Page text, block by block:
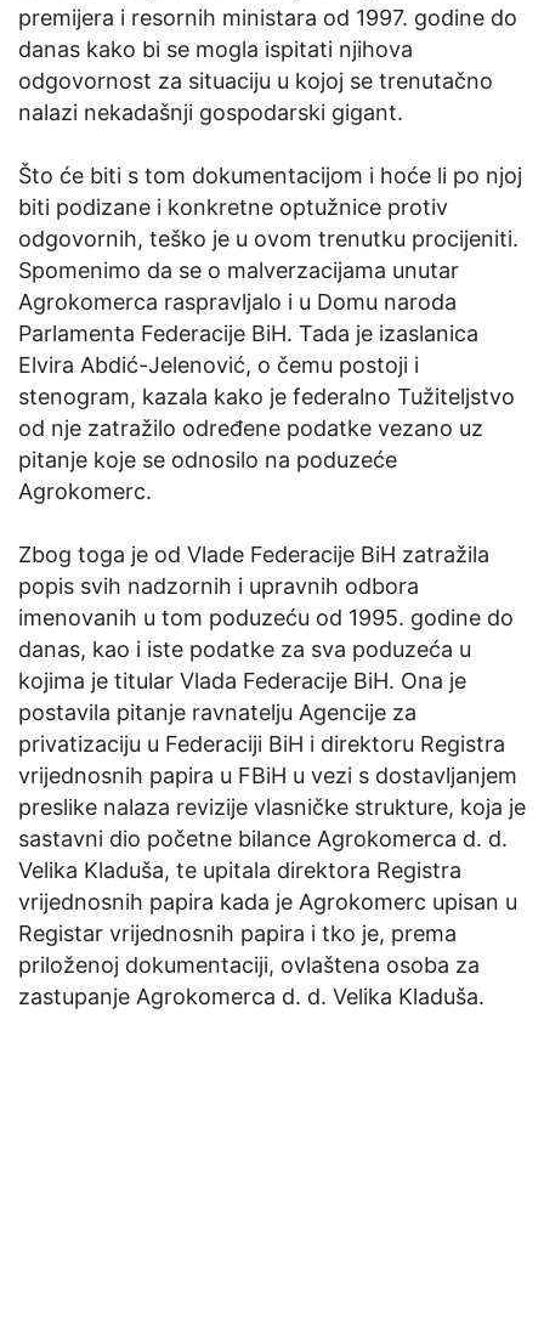
premijera i resornih ministara od 1997. godine do
danas kako bi se mogla ispitati njihova
odgovornost za situaciju u kojoj se trenutačno
nalazi nekadašnji gospodarski gigant.
Što će biti s tom dokumentacijom i hoće li po njoj
biti podizane i konkretne optužnice protiv
odgovornih, teško je u ovom trenutku procijeniti.
Spomenimo da se o malverzacijama unutar
Agrokomerca raspravljalo i u Domu naroda
Parlamenta Federacije BiH. Tada je izaslanica
Elvira Abdić-Jelenović, o čemu postoji i
stenogram, kazala kako je federalno Tužiteljstvo
od nje zatražilo određene podatke vezano uz
pitanje koje se odnosilo na poduzeće
Agrokomerc.
Zbog toga je od Vlade Federacije BiH zatražila
popis svih nadzornih i upravnih odbora
imenovanih u tom poduzeću od 1995. godine do
danas, kao i iste podatke za sva poduzeća u
kojima je titular Vlada Federacije BiH. Ona je
postavila pitanje ravnatelju Agencije za
privatizaciju u Federaciji BiH i direktoru Registra
vrijednosnih papira u FBiH u vezi s dostavljanjem
preslike nalaza revizije vlasničke strukture, koja je
sastavni dio početne bilance Agrokomerca d. d.
Velika Kladuša, te upitala direktora Registra
vrijednosnih papira kada je Agrokomerc upisan u
Registar vrijednosnih papira i tko je, prema
priloženoj dokumentaciji, ovlaštena osoba za
zastupanje Agrokomerca d. d. Velika Kladuša.